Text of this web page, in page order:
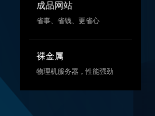
成品网站
省事、省钱、更省心
裸金属
物理机服务器，性能强劲